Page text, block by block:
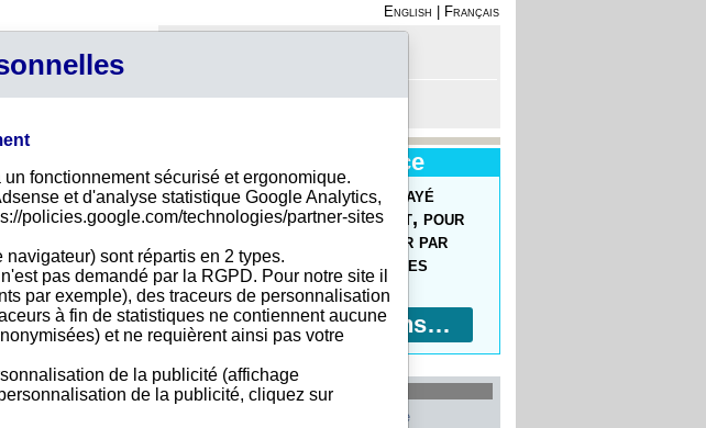
English
Français
Nouveau Service
Découvrez le Forfait Prépayé
Pour commander facilement, pour
des prix réduits, pour payer par
virement bancaire, 10 devises
acceptées !
Plus d'informations…
Pays les plus recherchés
Belgique
fonctionnement sécurisé et ergonomique.
et d'analyse statistique Google Analytics,
policies.google.com/technologies/partner-sites
sont répartis en 2 types.
pas demandé par la RGPD. Pour notre site il
par exemple), des traceurs de personnalisation
à fin de statistiques ne contiennent aucune
et ne requièrent ainsi pas votre
de la publicité (affichage
de la publicité, cliquez sur